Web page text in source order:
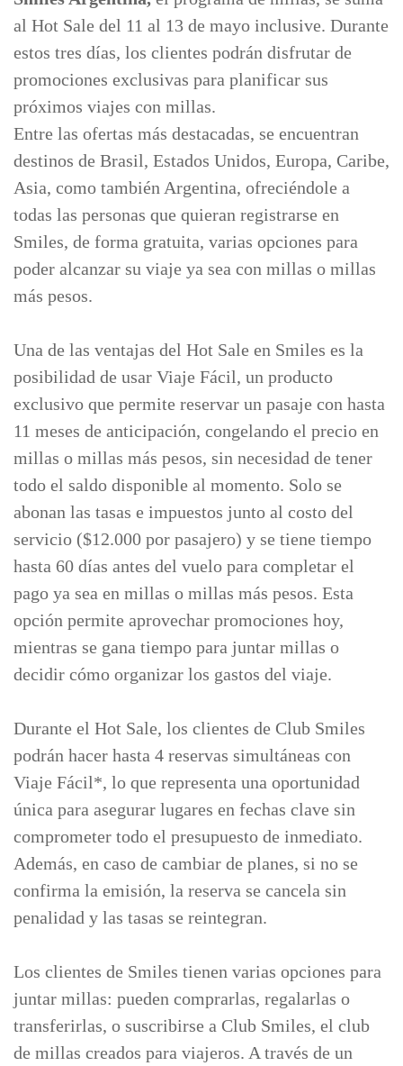
al Hot Sale del 11 al 13 de mayo inclusive. Durante
estos tres días, los clientes podrán disfrutar de
promociones exclusivas para planificar sus
próximos viajes con millas.
Entre las ofertas más destacadas, se encuentran
destinos de Brasil, Estados Unidos, Europa, Caribe,
Asia, como también Argentina, ofreciéndole a
todas las personas que quieran registrarse en
Smiles, de forma gratuita, varias opciones para
poder alcanzar su viaje ya sea con millas o millas
más pesos.
Una de las ventajas del Hot Sale en Smiles es la
posibilidad de usar Viaje Fácil, un producto
exclusivo que permite reservar un pasaje con hasta
11 meses de anticipación, congelando el precio en
millas o millas más pesos, sin necesidad de tener
todo el saldo disponible al momento. Solo se
abonan las tasas e impuestos junto al costo del
servicio ($12.000 por pasajero) y se tiene tiempo
hasta 60 días antes del vuelo para completar el
pago ya sea en millas o millas más pesos. Esta
opción permite aprovechar promociones hoy,
mientras se gana tiempo para juntar millas o
decidir cómo organizar los gastos del viaje.
Durante el Hot Sale, los clientes de Club Smiles
podrán hacer hasta 4 reservas simultáneas con
Viaje Fácil*, lo que representa una oportunidad
única para asegurar lugares en fechas clave sin
comprometer todo el presupuesto de inmediato.
Además, en caso de cambiar de planes, si no se
confirma la emisión, la reserva se cancela sin
penalidad y las tasas se reintegran.
Los clientes de Smiles tienen varias opciones para
juntar millas: pueden comprarlas, regalarlas o
transferirlas, o suscribirse a Club Smiles, el club
de millas creados para viajeros. A través de un